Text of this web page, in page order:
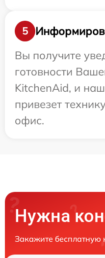
5
Вы получите
готовности
KitchenAid, и
привезет
офис.
Нужна
Закажите бесплатную